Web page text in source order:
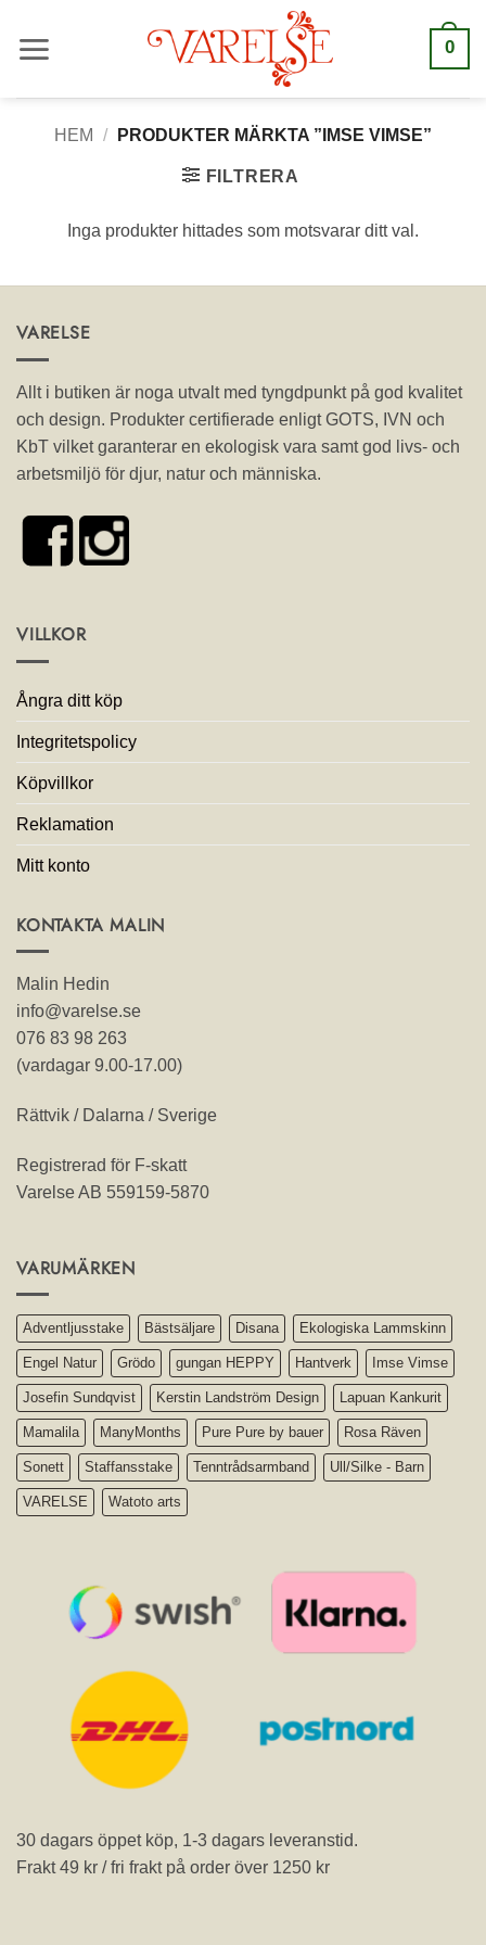
0
HEM / PRODUKTER MÄRKTA ”IMSE VIMSE”
FILTRERA
Inga produkter hittades som motsvarar ditt val.
VARELSE
Allt i butiken är noga utvalt med tyngdpunkt på god kvalitet
och design. Produkter certifierade enligt GOTS, IVN och
KbT vilket garanterar en ekologisk vara samt god livs- och
arbetsmiljö för djur, natur och människa.
VILLKOR
Ångra ditt köp
Integritetspolicy
Köpvillkor
Reklamation
Mitt konto
KONTAKTA MALIN
Malin Hedin
info@varelse.se
076 83 98 263
(vardagar 9.00-17.00)
Rättvik / Dalarna / Sverige
Registrerad för F-skatt
Varelse AB 559159-5870
VARUMÄRKEN
Adventljusstake Bästsäljare Disana Ekologiska Lammskinn
Engel Natur Grödo gungan HEPPY Hantverk Imse Vimse
Josefin Sundqvist Kerstin Landström Design Lapuan Kankurit
Mamalila ManyMonths Pure Pure by bauer Rosa Räven
Sonett Staffansstake Tenntrådsarmband Ull/Silke - Barn
VARELSE Watoto arts
30 dagars öppet köp, 1-3 dagars leveranstid.
Frakt 49 kr / fri frakt på order över 1250 kr